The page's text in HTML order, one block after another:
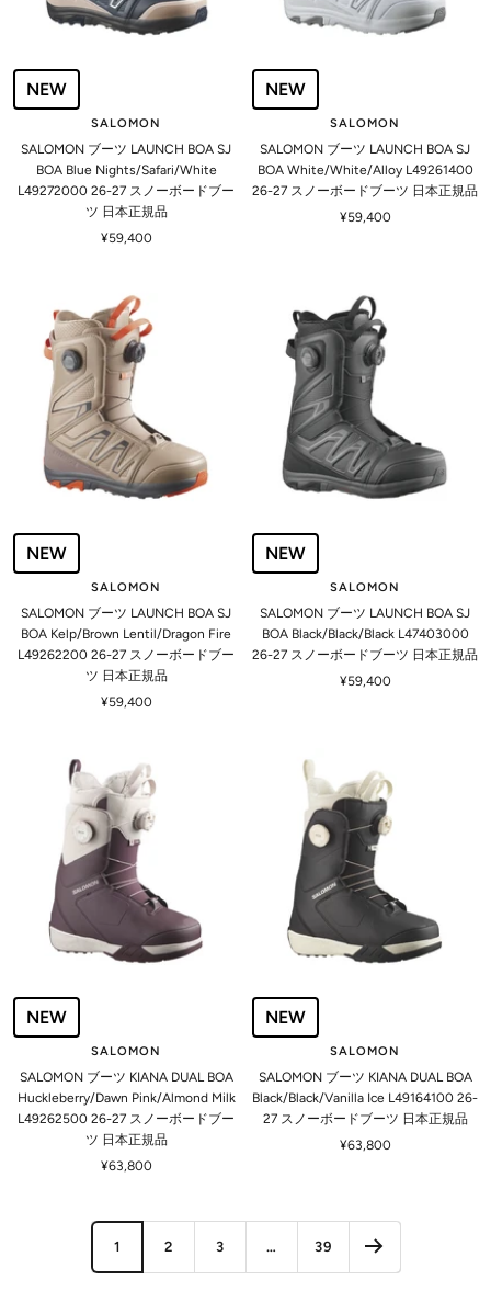
NEW
SALOMON
SALOMON ブーツ LAUNCH BOA SJ
BOA Blue Nights/Safari/White
L49272000 26-27 スノーボードブー
ツ 日本正規品
セ
格
¥59,400
NEW
SALOMON
SALOMON ブーツ LAUNCH BOA SJ
BOA White/White/Alloy L49261400
26-27 スノーボードブーツ 日本正規品
セ
格
¥59,400
NEW
SALOMON
SALOMON ブーツ LAUNCH BOA SJ
BOA Kelp/Brown Lentil/Dragon Fire
L49262200 26-27 スノーボードブー
ツ 日本正規品
セ
格
¥59,400
NEW
SALOMON
SALOMON ブーツ LAUNCH BOA SJ
BOA Black/Black/Black L47403000
26-27 スノーボードブーツ 日本正規品
セ
¥59,400
NEW
SALOMON
SALOMON ブーツ KIANA DUAL BOA
Huckleberry/Dawn Pink/Almond Milk
L49262500 26-27 スノーボードブー
ツ 日本正規品
セ
¥63,800
NEW
SALOMON
SALOMON ブーツ KIANA DUAL BOA
Black/Black/Vanilla Ice L49164100 26-
27 スノーボードブーツ 日本正規品
セ
¥63,800
1 2 3 … 39